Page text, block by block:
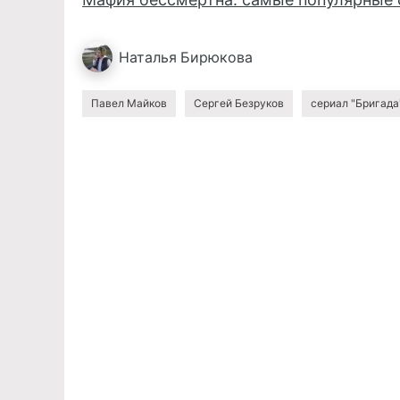
Наталья Бирюкова
Павел Майков Сергей Безруков сериал